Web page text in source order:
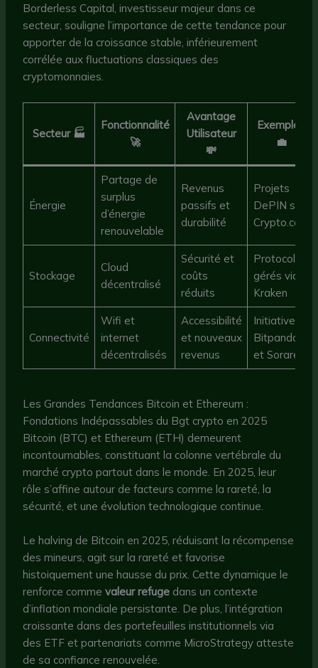
Borderless Capital, investisseur majeur dans ce
secteur, souligne l’importance de cette tendance pour
apporter de la croissance stable, inférieurement
corrélée aux fluctuations classiques des
cryptomonnaies.
Secteur 🏭
Fonctionnalité
🚀
Avantage
Utilisateur
💸
Exemples
💼
Énergie
Partage de
surplus
d’énergie
renouvelable
Revenus
passifs et
durabilité
Projets
DePIN sur
Crypto.com
Stockage
Cloud
décentralisé
Sécurité et
coûts
réduits
Protocoles
gérés via
Kraken
Connectivité
Wifi et
internet
décentralisés
Accessibilité
et nouveaux
revenus
Initiatives
Bitpanda
et Sorare
Les Grandes Tendances Bitcoin et Ethereum :
Fondations Indépassables du Bgt crypto en 2025
Bitcoin (BTC) et Ethereum (ETH) demeurent
incontournables, constituant la colonne vertébrale du
marché crypto partout dans le monde. En 2025, leur
rôle s’affine autour de facteurs comme la rareté, la
sécurité, et une évolution technologique continue.
Le halving de Bitcoin en 2025, réduisant la récompense
des mineurs, agit sur la rareté et favorise
histoiquement une hausse du prix. Cette dynamique le
renforce commevaleur refuge dans un contexte
d’inflation mondiale persistante. De plus, l’intégration
croissante dans des portefeuilles institutionnels via
des ETF et partenariats comme MicroStrategy atteste
de sa confiance renouvelée.